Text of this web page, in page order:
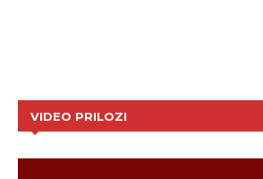
VIDEO PRILOZI